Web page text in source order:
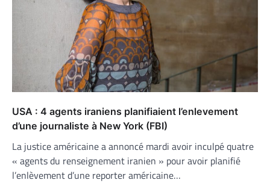
USA : 4 agents iraniens planifiaient l’enlevement
d’une journaliste à New York (FBI)
La justice américaine a annoncé mardi avoir inculpé quatre
« agents du renseignement iranien » pour avoir planifié
l’enlèvement d’une reporter américaine…